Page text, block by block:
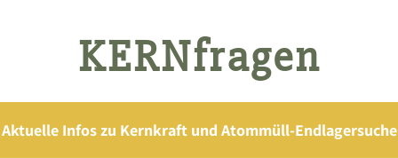
KERNfragen
Aktuelle Infos zu Kernkraft und Atommüll-Endlagersuche